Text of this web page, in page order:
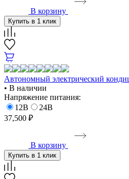
В корзину
Купить в 1 клик
Автономный электрический
• В наличии
Напряжение питания:
12В
24В
37,500 ₽
В корзину
Купить в 1 клик